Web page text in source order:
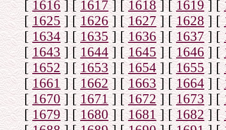
[1616] [1617] [1618] [1619] [
[ 1625] [1626] [1627] [1628] [
[1634] [1635] [1636] [1637] [
[1643] [1644] [1645 ] [1646] [
[1652] [1653] [1654] [1655] [
[1661] [1662] [1663] [1664] [
[1670] [1671] [1672] [1673] [
[1679] [1680] [1681] [1682] [